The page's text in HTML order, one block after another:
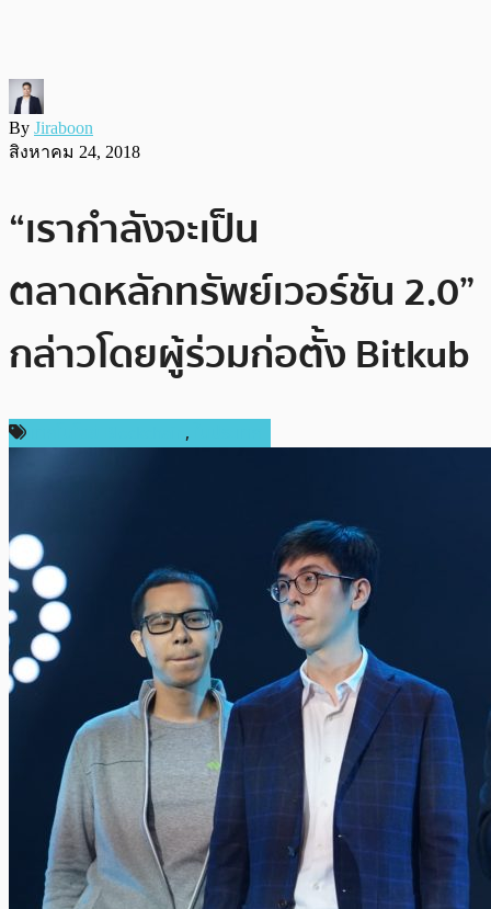
By Jiraboon
สิงหาคม 24, 2018
“เรากำลังจะเป็น
ตลาดหลักทรัพย์เวอร์ชัน 2.0”
กล่าวโดยผู้ร่วมก่อตั้ง Bitkub
,